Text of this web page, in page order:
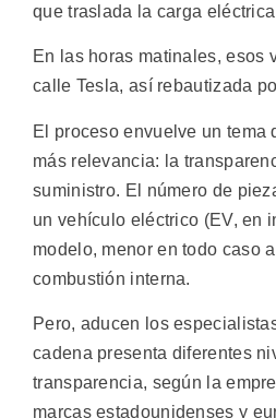
que traslada la carga
En las horas matinales, esos
calle Tesla, así rebautizada
El proceso envuelve un tema
más relevancia: la
suministro. El número de
un vehículo eléctrico (EV, en
modelo, menor en todo caso
combustión interna.
Pero, aducen los
cadena presenta diferentes
transparencia, según la
marcas estadounidenses y